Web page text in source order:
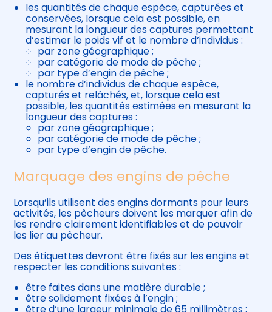
les quantités de chaque espèce, capturées et
conservées, lorsque cela est possible, en
mesurant la longueur des captures permettant
d’estimer le poids vif et le nombre d’individus :
par zone géographique ;
par catégorie de mode de pêche ;
par type d’engin de pêche ;
le nombre d’individus de chaque espèce,
capturés et relâchés, et, lorsque cela est
possible, les quantités estimées en mesurant la
longueur des captures :
par zone géographique ;
par catégorie de mode de pêche ;
par type d’engin de pêche.
Marquage des engins de pêche
Lorsqu’ils utilisent des engins dormants pour leurs
activités, les pêcheurs doivent les marquer afin de
les rendre clairement identifiables et de pouvoir
les lier au pêcheur.
Des étiquettes devront être fixés sur les engins et
respecter les conditions suivantes :
être faites dans une matière durable ;
être solidement fixées à l’engin ;